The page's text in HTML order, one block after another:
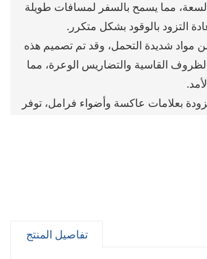
مما يسمح بالسفر لمسافات طويلة
التزود بالوقود بشكل متكرر.
مواد شديدة التحمل، وقد تم تصميم هذه
القاسية والتضاريس الوعرة، مما
بعلامات عاكسة وأضواء فرامل، توفر
مما يجعلها ملائمة للنقل إلى المواقع
لخزان الوقود قيادة سلسة ومستقرة
تفاصيل المنتج